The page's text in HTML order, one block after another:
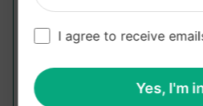
Ottenere tutte le
copertina di un CD, un
volume di un manga, una
I agree to receive
Yes, I'm